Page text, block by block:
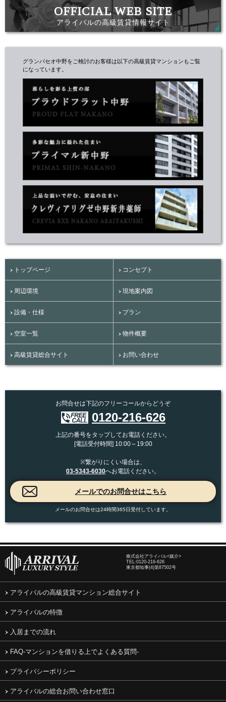
アライバルの高級賃貸情報サイト
グランパセオ中野をご検討のお客様は以下の高級賃貸マンションもご覧
になっています。
トップページ コンセプト
周辺環境 現地案内図
設備・仕様 プラン
空室一覧 物件概要
高級賃貸総合サイト お問い合わせ
お問合せは下記のフリーコールからどうぞ
0120-216-626
上記の番号をタップしてお電話ください。
[電話受付時間] 10:00～19:00
※繋がりにくい場合は、
03-5343-6030へお電話ください。
メールのお問合せは24時間365日受付しています。
株式会社アライバル<媒介>
TEL:0120-216-626
東京都知事(4)第87502号
アライバルの高級賃貸マンション総合サイト
アライバルの特徴
入居までの流れ
FAQ-マンションを借りる上でよくある質問-
プライバシーポリシー
アライバルの総合お問い合わせ窓口